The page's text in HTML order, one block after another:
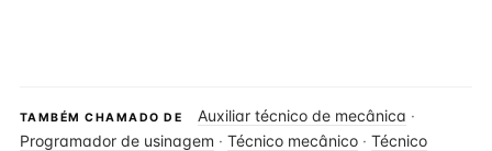
TAMBÉM CHAMADO DE Auxiliar técnico de mecânica ·
Programador de usinagem · Técnico mecânico · Técnico